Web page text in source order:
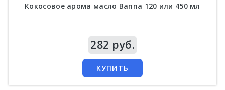
Кокосовое арома масло Banna 120 или 450 мл
282 руб.
КУПИТЬ